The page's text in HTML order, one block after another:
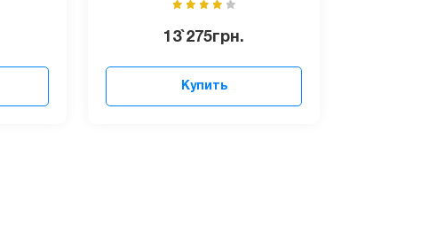
13`275грн.
Купить